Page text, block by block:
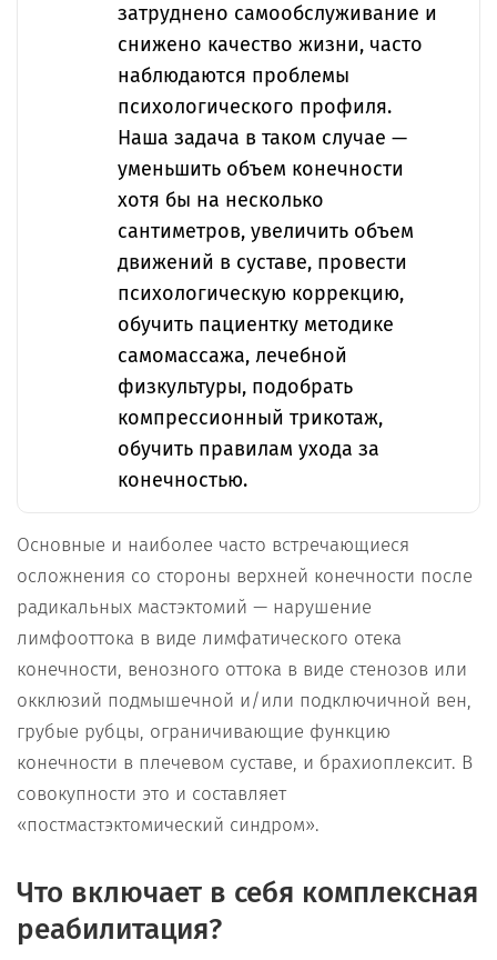
затруднено самообслуживание и
снижено качество жизни, часто
наблюдаются проблемы
психологического профиля.
Наша задача в таком случае —
уменьшить объем конечности
хотя бы на несколько
сантиметров, увеличить объем
движений в суставе, провести
психологическую коррекцию,
обучить пациентку методике
самомассажа, лечебной
физкультуры, подобрать
компрессионный трикотаж,
обучить правилам ухода за
конечностью.
Основные и наиболее часто встречающиеся
осложнения со стороны верхней конечности после
радикальных мастэктомий — нарушение
лимфооттока в виде лимфатического отека
конечности, венозного оттока в виде стенозов или
окклюзий подмышечной и/или подключичной вен,
грубые рубцы, ограничивающие функцию
конечности в плечевом суставе, и брахиоплексит. В
совокупности это и составляет
«постмастэктомический синдром».
Что включает в себя комплексная
реабилитация?